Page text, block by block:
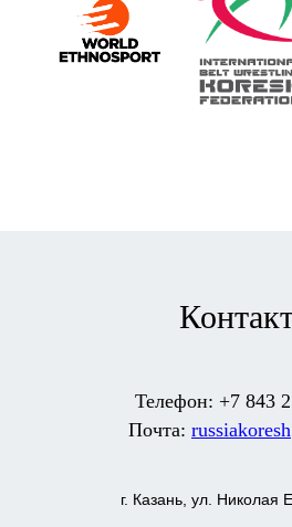
Телефон: +7 843
Почта:
г. Казань, ул. Николая